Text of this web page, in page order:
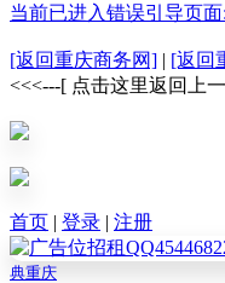
当前已进入错误引导页面:
[返回重庆商务网] | [返回
<<<---[ 点击这里返回上
首页 | 登录 | 注册
典重庆